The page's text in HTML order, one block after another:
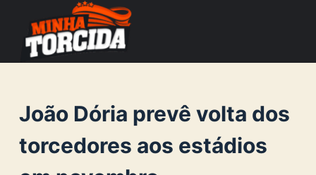
oJoão Dória prevê volta dos
torcedores aos estádios